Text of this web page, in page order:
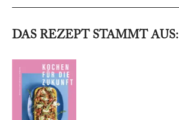
DAS REZEPT STAMMT AUS: